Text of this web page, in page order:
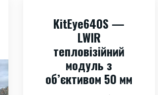
KitEye640S —
LWIR
тепловізійний
модуль з
об’єктивом 50 мм